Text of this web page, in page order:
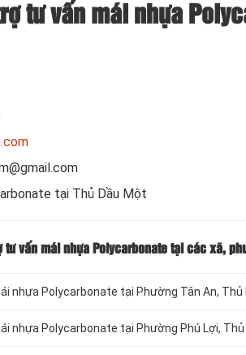
tư vấn mái nhựa
tại Thủ Dầu Một
tư vấn mái nhựa Polycarbonate tại các xã,
nhựa Polycarbonate tại Phường Tân An, Thủ
nhựa Polycarbonate tại Phường Phú Lợi,